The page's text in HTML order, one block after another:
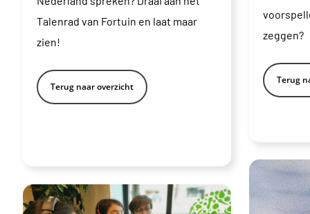
Talenrad van Fortuin en laat maar
zien!
Terug naar overzicht
zeggen?
Terug